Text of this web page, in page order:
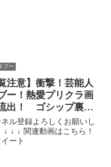
ブー
注意】衝撃！芸能人
ー！熱愛プリクラ画
出！ ゴシップ裏
ャンダル暴露！
ル登録よろしくお願いし
↓ ↓ ↓ 関連動画はこちら！
ート